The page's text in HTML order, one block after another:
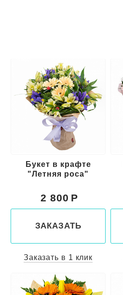
Букет в крафте
"Летняя роса"
2 800
ЗАКАЗАТЬ
Заказать в 1 клик